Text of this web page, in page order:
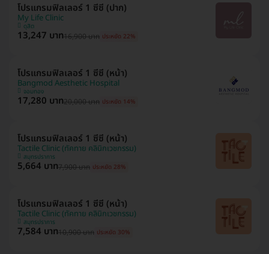
โปรแกรมฟิลเลอร์ 1 ซีซี (ปาก)
My Life Clinic
ดุสิต
13,247 บาท16,900 บาท ประหยัด 22%
โปรแกรมฟิลเลอร์ 1 ซีซี (หน้า)
Bangmod Aesthetic Hospital
จอมทอง
17,280 บาท20,000 บาท ประหยัด 14%
โปรแกรมฟิลเลอร์ 1 ซีซี (หน้า)
Tactile Clinic (ทัคทาย คลินิกเวชกรรม)
สมุทรปราการ
5,664 บาท7,900 บาท ประหยัด 28%
โปรแกรมฟิลเลอร์ 1 ซีซี (หน้า)
Tactile Clinic (ทัคทาย คลินิกเวชกรรม)
สมุทรปราการ
7,584 บาท10,900 บาท ประหยัด 30%